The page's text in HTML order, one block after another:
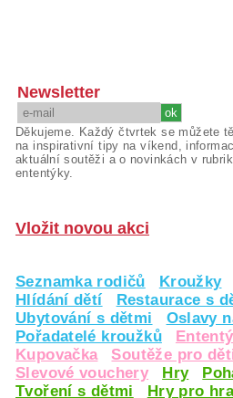
Newsletter
Děkujeme. Každý čtvrtek se můžete
na inspirativní tipy na víkend,
aktuální soutěži a o novinkách v
ententýky.
Vložit novou akci
Seznamka rodičů Kroužky
Hlídání dětí
Restaurace s
Ubytování s dětmi
Oslavy
Pořadatelé kroužků
Kupovačka
Soutěže pro
Slevové vouchery
Hry
Tvoření s dětmi
Hry pro